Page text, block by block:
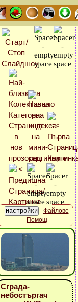
Файлове
Помощ
Сграда-
небостъргач